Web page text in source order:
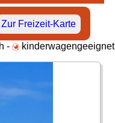
Zur Freizeit-Karte
- kinderwagengeeignet